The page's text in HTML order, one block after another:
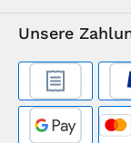
Unsere